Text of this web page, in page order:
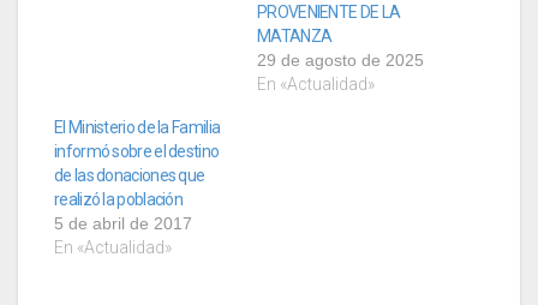
PROVENIENTE DE LA
MATANZA
29 de agosto de 2025
En «Actualidad»
El Ministerio de la Familia
informó sobre el destino
de las donaciones que
realizó la población
5 de abril de 2017
En «Actualidad»